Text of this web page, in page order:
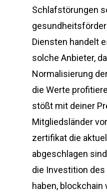
Schlafstörungen
Diensten handelt
solche Anbieter,
Normalisierung
die Werte
stößt mit deiner
Mitgliedsländer
zertifikat die
abgeschlagen
die Investition
haben,